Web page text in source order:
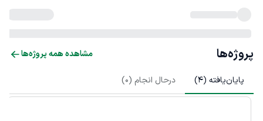
پروژه‌ها مشاهده همه پروژه‌ها
پایان‌یافته (4
) درحال انجام (0
)